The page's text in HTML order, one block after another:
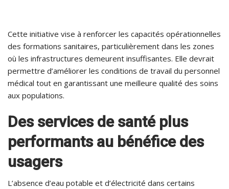
Cette initiative vise à renforcer les capacités opérationnelles
des formations sanitaires, particulièrement dans les zones
où les infrastructures demeurent insuffisantes. Elle devrait
permettre d’améliorer les conditions de travail du personnel
médical tout en garantissant une meilleure qualité des soins
aux populations.
Des services de santé plus
performants au bénéfice des
usagers
L’absence d’eau potable et d’électricité dans certains